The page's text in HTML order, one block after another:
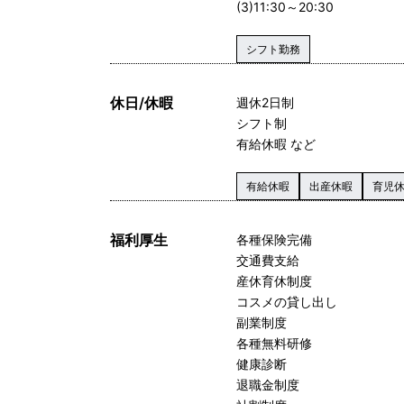
(3)11:30～20:30
シフト勤務
休日/休暇
週休2日制
シフト制
有給休暇 など
有給休暇 出産休暇 育児
福利厚生
各種保険完備
交通費支給
産休育休制度
コスメの貸し出し
副業制度
各種無料研修
健康診断
退職金制度